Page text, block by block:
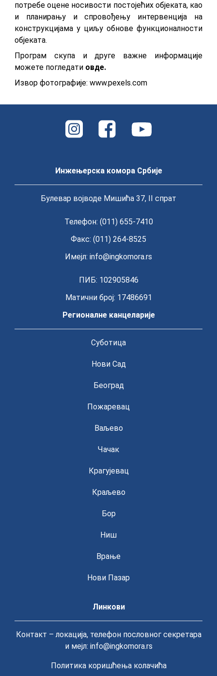
потребе оцене носивости постојећих објеката, као
и планирању и спровођењу интервенција на
конструкцијама у циљу обнове функционалности
објеката.
Програм скупа и друге важне информације
можете погледати овде.
Извор фотографије: www.pexels.com
Инжењерска комора Србије
Булевар војводе Мишића 37, II спрат
Телефон: (011) 655-7410
Факс: (011) 264-8525
Имејл: info@ingkomora.rs
ПИБ: 102905846
Матични број: 17486691
Регионалне канцеларије
Суботица
Нови Сад
Београд
Пожаревац
Ваљево
Чачак
Крагујевац
Краљево
Бор
Ниш
Врање
Нови Пазар
Линкови
Контакт – локација, телефон пословног секретара
и мејл: info@ingkomora.rs
Политика коришћења колачића